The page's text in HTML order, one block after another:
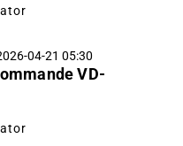
04-21 05:30
VD-